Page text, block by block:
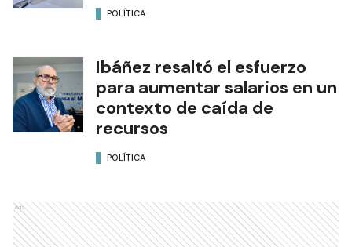
POLÍTICA
Ibáñez resaltó el esfuerzo
para aumentar salarios en un
contexto de caída de
recursos
POLÍTICA
Ads